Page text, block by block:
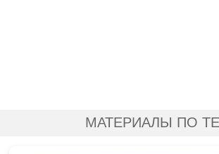
МАТЕРИАЛЫ ПО